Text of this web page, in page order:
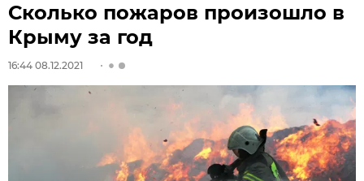
Сколько пожаров произошло в
Крыму за год
16:44 08.12.2021